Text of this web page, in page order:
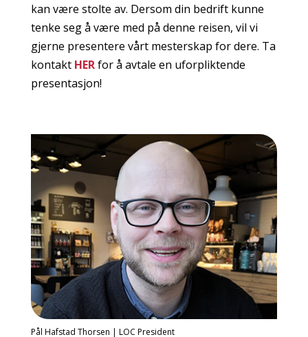
kan være stolte av. Dersom din bedrift kunne
tenke seg å være med på denne reisen, vil vi
gjerne presentere vårt mesterskap for dere. Ta
kontakt HERfor å avtale en uforpliktende
presentasjon!
Pål Hafstad Thorsen | LOC President